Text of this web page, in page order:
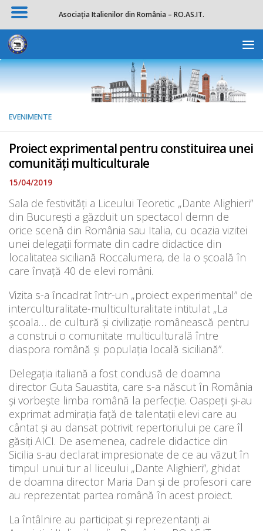
Skip to content
EVENIMENTE
Proiect exprimental pentru constituirea unei
comunități multiculturale
15/04/2019
Sala de festivități a Liceului Teoretic „Dante Alighieri”
din București a găzduit un spectacol demn de
orice scenă din România sau Italia, cu ocazia vizitei
unei delegații formate din cadre didactice din
localitatea siciliană Roccalumera, de la o școală în
care învață 40 de elevi români.
Vizita s-a încadrat într-un „proiect experimental” de
interculturalitate-multiculturalitate intitulat „La
școala… de cultură și civilizație românească pentru
a construi o comunitate multiculturală între
diaspora română și populația locală siciliană”.
Delegația italiană a fost condusă de doamna
director Guta Sauastita, care s-a născut în România
și vorbește limba română la perfecție. Oaspeții și-au
exprimat admirația față de talentații elevi care au
cântat și au dansat potrivit repertoriului pe care îl
găsiți AICI. De asemenea, cadrele didactice din
Sicilia s-au declarat impresionate de ce au văzut în
timpul unui tur al liceului „Dante Alighieri”, ghidat
de doamna director Maria Dan și de profesorii care
au reprezentat partea română în acest proiect.
La întâlnire au participat și reprezentanți ai
Asociația Italienilor din România – RO.AS.IT.